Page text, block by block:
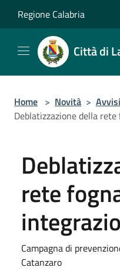
Regione Calabria
Città di
Home > Novità > Avvisi
Deblatizzazione della
rete
Campagna di
Catanzaro